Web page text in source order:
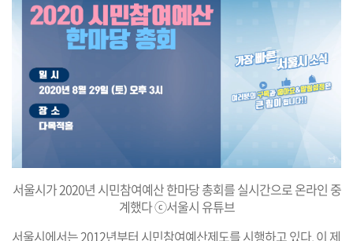
서울시가 2020년 시민참여예산 한마당 총회를 실시간으로 온라인 중
계했다 ⓒ서울시 유튜브
서울시에서는 2012년부터 시민참여예산제도를 시행하고 있다. 이 제